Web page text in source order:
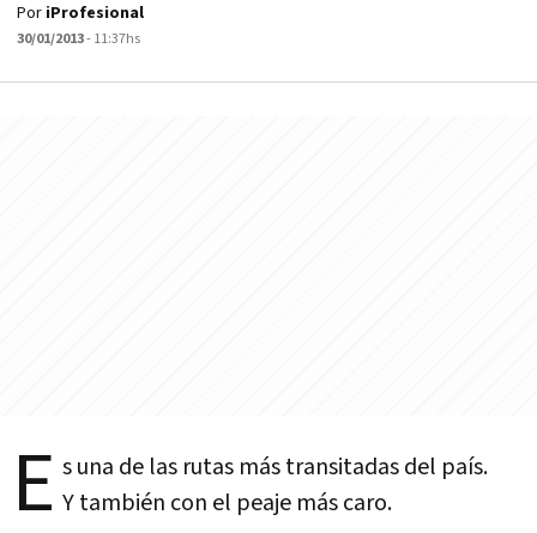
Por iProfesional
30/01/2013- 11:37hs
E s una de las rutas más transitadas del país.
Y también con el peaje más caro.